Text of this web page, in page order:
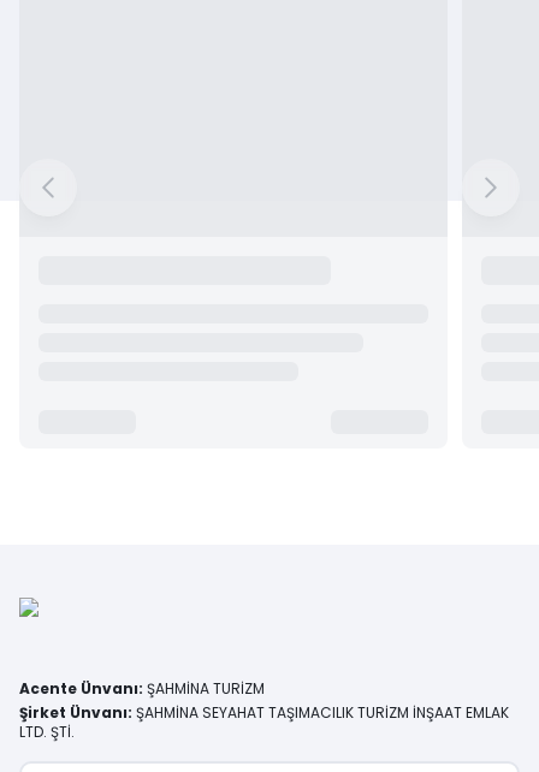
Acente Ünvanı: ŞAHMİNA TURİZM
Şirket Ünvanı: ŞAHMİNA SEYAHAT TAŞIMACILIK TURİZM İNŞAAT EMLAK
LTD. ŞTİ.